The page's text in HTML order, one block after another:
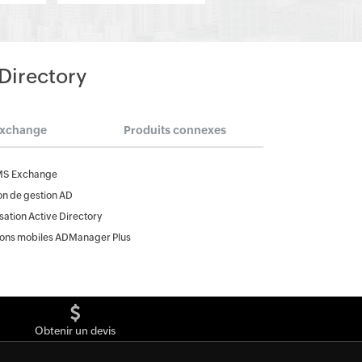
Produits connexes
Exchange
de gestion AD
Active Directory
mobiles ADManager Plus
Obtenir un devis